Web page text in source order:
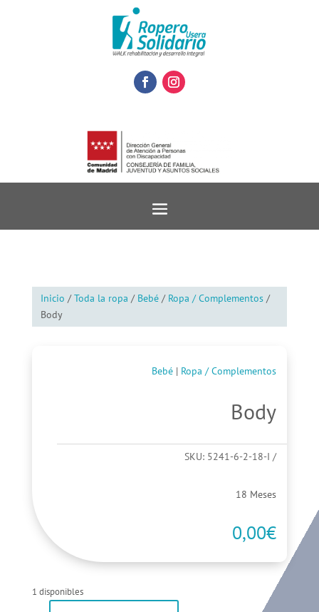
Inicio /Toda la ropa / Bebé/ Ropa / Complementos/
Body
Bebé | Ropa / Complementos
Body
SKU: 5241-6-2-18-I
18 Meses
0,00€
1 disponibles